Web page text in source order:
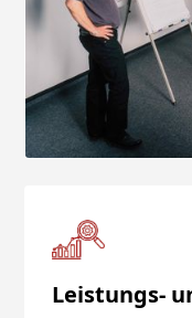
Leistungs-